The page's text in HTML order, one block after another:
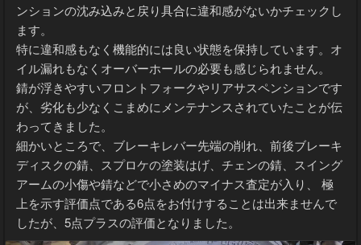
ンションの沈み込みと戻り具合に違和感がないかチェックし
ます。
特に違和感もなく機能的には良い状態を保持しています。オ
イル漏れもなくオーバーホールの必要も感じられません。
錆が浮きやすいフロントフォークやリアサスペンションです
が、劣化も少なくこまめにメンテナンスされていたことが伝
わってきました。
細かいところで、ブレーキレバー先端の削れ、前後ブレーキ
ディスクの錆、スプロケの塗装はげ、チェンの錆、スイング
アームの小傷や錆などで小さめのマイナス査定が入り、 極
上を示す評価点である6点をお付けすることは出来ませんで
したが、5点プラスの評価となりました。